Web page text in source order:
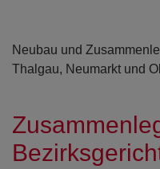
Neubau und
Thalgau, Neumarkt und